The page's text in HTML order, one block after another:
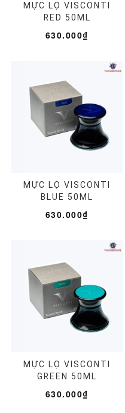
MỰC LỌ VISCONTI
RED 50ML
630.000₫
MỰC LỌ VISCONTI
BLUE 50ML
630.000₫
MỰC LỌ VISCONTI
GREEN 50ML
630.000₫